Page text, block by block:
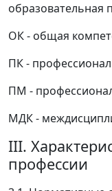
образовательная
ОК - общая
ПК -
ПМ -
МДК -
III.
профессии